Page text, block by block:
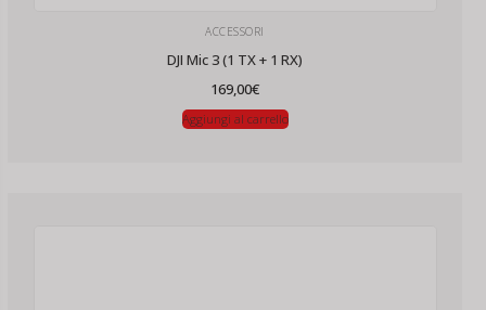
ACCESSORI
DJI Mic 3 (1 TX + 1 RX)
169,00€
Aggiungi al carrello